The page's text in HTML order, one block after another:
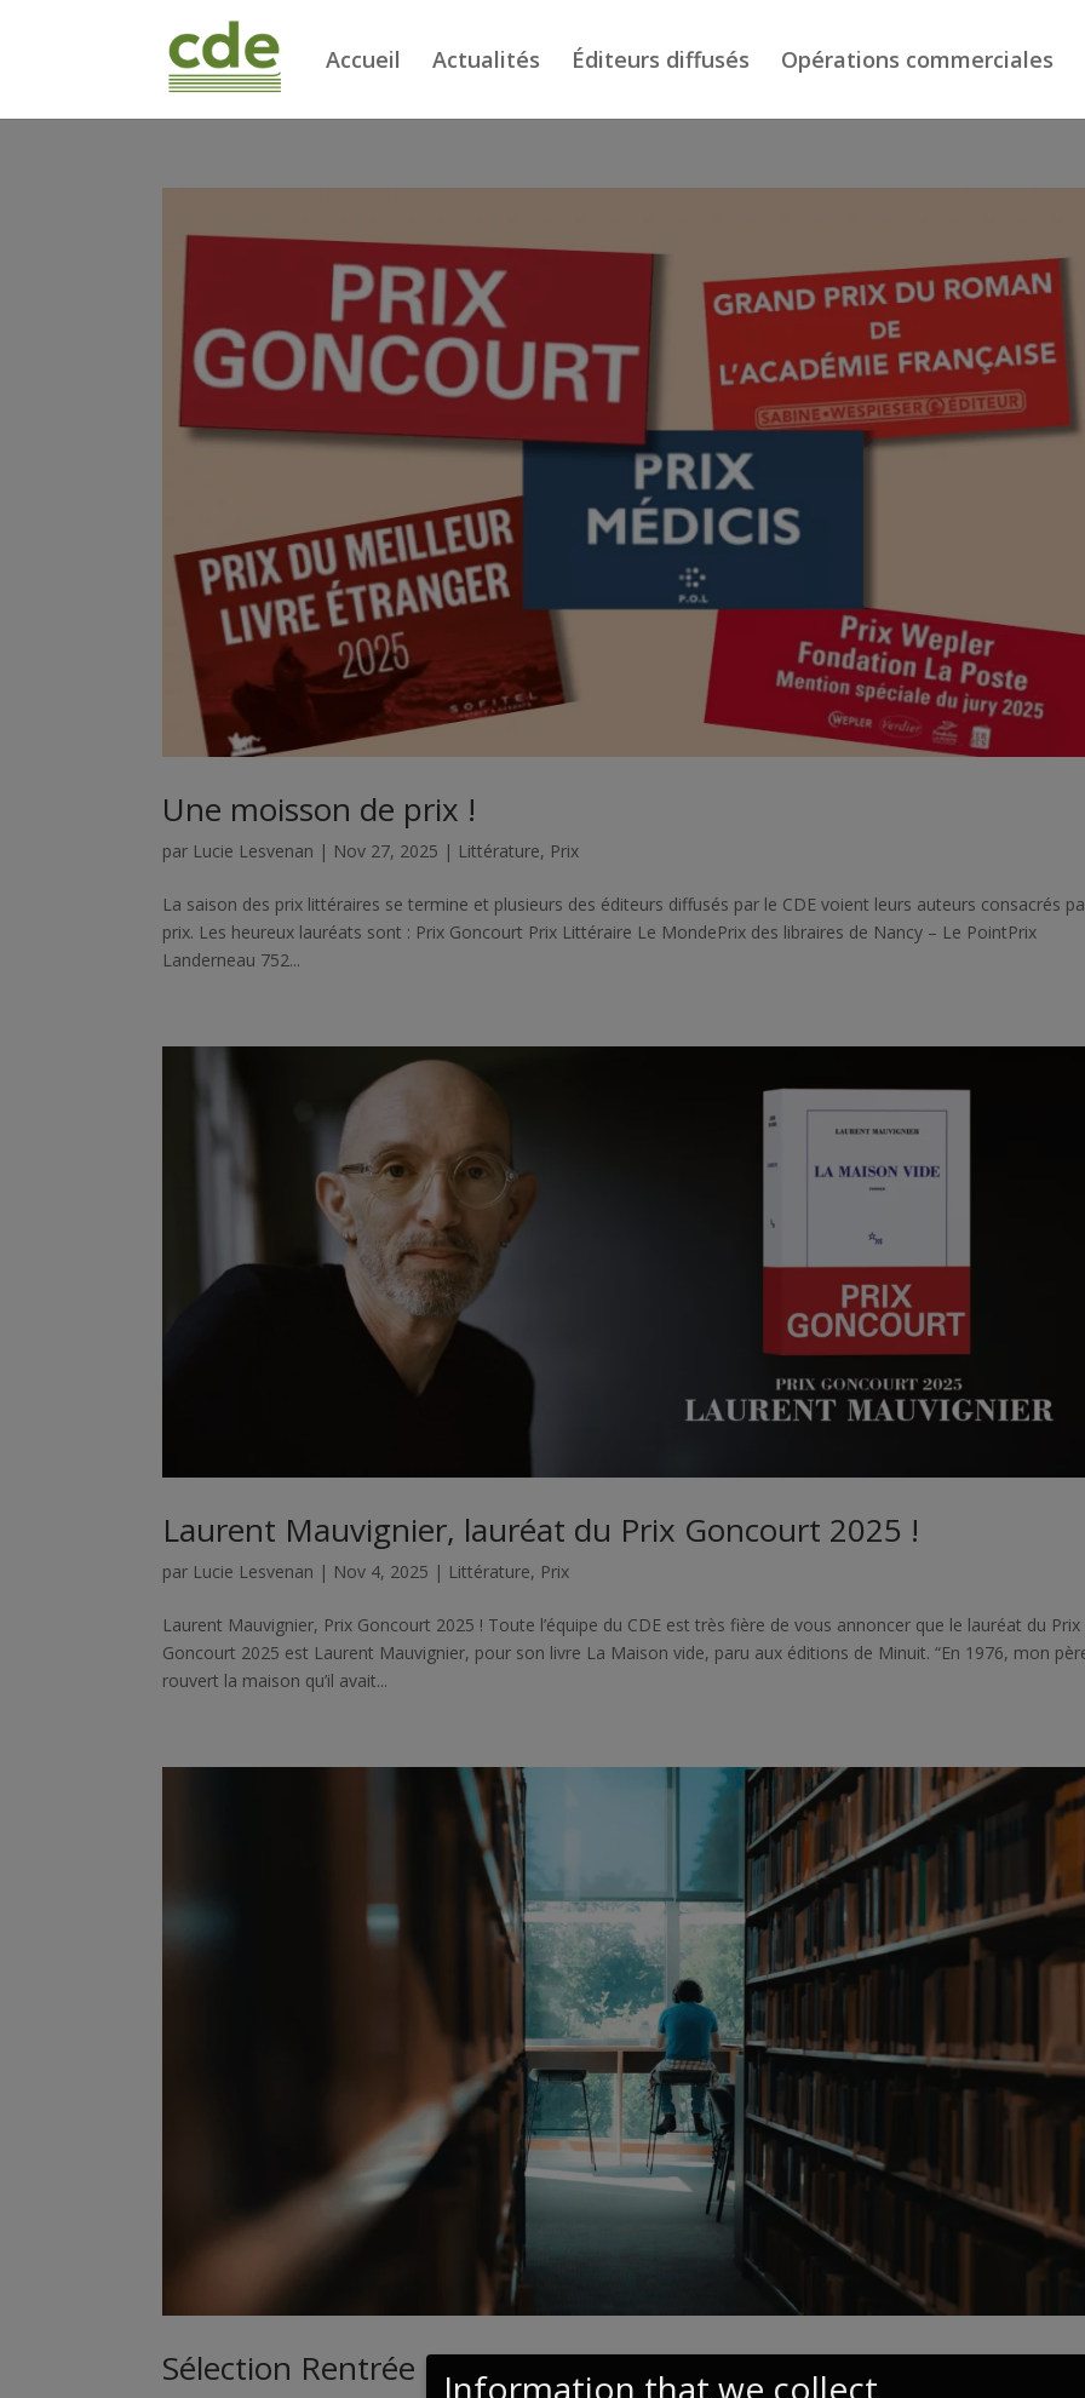
Accueil Actualités Éditeurs diffusés Opérations commerciales
Une moisson de prix !
par Lucie Lesvenan | Nov 27, 2025 | Littérature, Prix
La saison des prix littéraires se termine et plusieurs des éditeurs diffusés par le CDE voient leurs auteurs consacrés
prix. Les heureux lauréats sont : Prix Goncourt Prix Littéraire Le MondePrix des libraires de Nancy – Le PointPrix
Landerneau 752...
Laurent Mauvignier, lauréat du Prix Goncourt 2025 !
par Lucie Lesvenan | Nov 4, 2025 | Littérature, Prix
Laurent Mauvignier, Prix Goncourt 2025 ! Toute l’équipe du CDE est très fière de vous annoncer que le lauréat du Prix
Goncourt 2025 est Laurent Mauvignier, pour son livre La Maison vide, paru aux éditions de Minuit. “En 1976, mon
rouvert la maison qu’il avait...
Sélection Rentrée universitaire 2025-2026
Information that we collect